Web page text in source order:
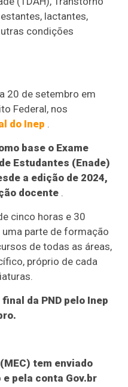
lactantes,
condições
20 de setembro em
Federal, nos
do Inep .
base o Exame
Estudantes (Enade)
a edição de 2024,
docente .
cinco horas e 30
parte de formação
de todas as áreas,
próprio de cada
da PND pelo Inep
tem enviado
pela conta Gov.br